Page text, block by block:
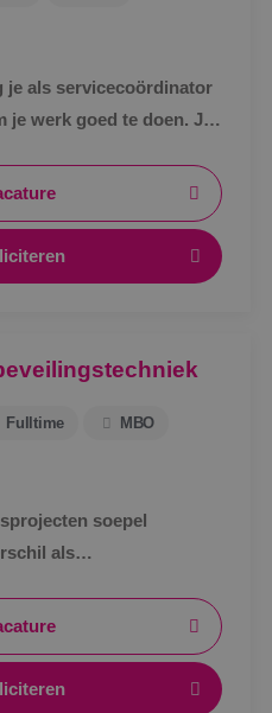
je als servicecoördinator
je werk goed te doen. Je
Fulltime MBO
soepel
als